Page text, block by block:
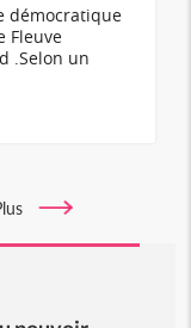
démocratique
Fleuve
.Selon un